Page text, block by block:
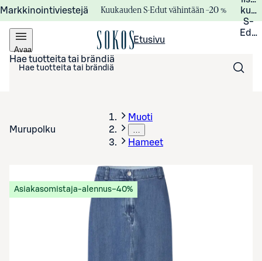
Markkinointiviestejä Kuukauden S-Edut vähintään –20 %
S-
Avaa
valikko
Etusivu
Hae tuotteita tai brändiä
Murupolku
Muoti
…
Hameet
Asiakasomistaja-alennus−40%